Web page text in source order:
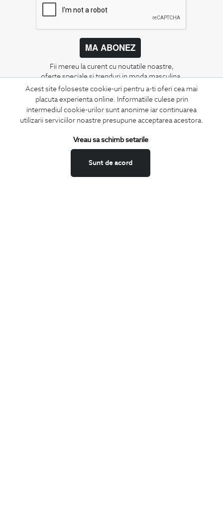
Acest site foloseste cookie-uri pentru a-ti oferi cea mai
placuta experienta online. Informatiile culese prin
intermediul cookie-urilor sunt anonime iar continuarea
utilizarii serviciilor noastre presupune acceptarea acestora.
Sunt de acord
Vreau sa schimb setarile
MA ABONEZ
Fii mereu la curent cu noutatile noastre,
oferte speciale si trenduri in moda masculina.
CONCIERGE
Termeni si conditii
Schimburi si retur
Securitatea datelor